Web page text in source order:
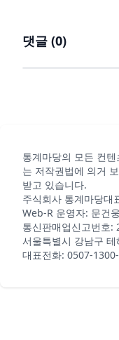
댓글 (0)
통계마당의 모든 컨텐
는 저작권법에 의거
받고 있습니다.
주식회사 통계마당대
Web-R 운영자: 문건웅
통신판매업신고번호:
서울특별시 강남구
대표전화: 0507-